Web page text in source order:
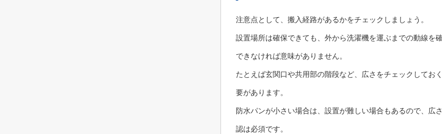
注意点として、搬入経路があるかをチェックしましょう。
設置場所は確保できても、外から洗濯機を運ぶまでの動線を
できなければ意味がありません。
たとえば玄関口や共用部の階段など、広さをチェックしてお
要があります。
防水パンが小さい場合は、設置が難しい場合もあるので、広
認は必須です。